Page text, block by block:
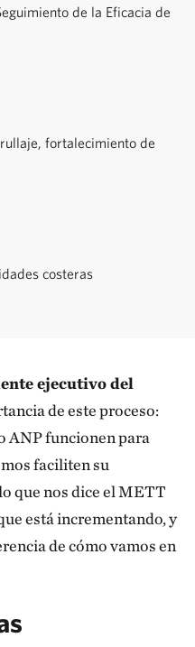
de la Eficacia de
fortalecimiento de
costeras
ejecutivo del
de este proceso:
ANP funcionen para
faciliten su
que nos dice el METT
está incrementando, y
de cómo vamos en